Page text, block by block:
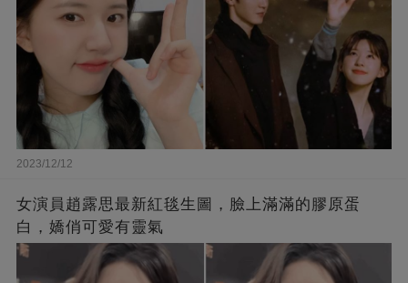
2023/12/12
女演員趙露思最新紅毯生圖，臉上滿滿的膠原蛋
白，嬌俏可愛有靈氣